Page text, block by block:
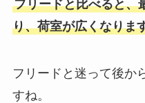
フリードと比べると、
り、荷室が広くなりま
フリードと迷って後か
すね。